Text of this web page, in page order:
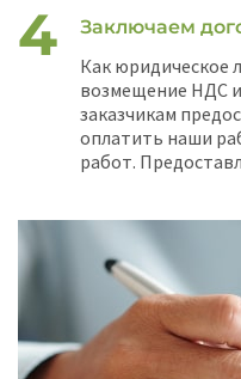
Заключаем
Как юридическое
возмещение НДС
заказчикам
оплатить наши
работ.